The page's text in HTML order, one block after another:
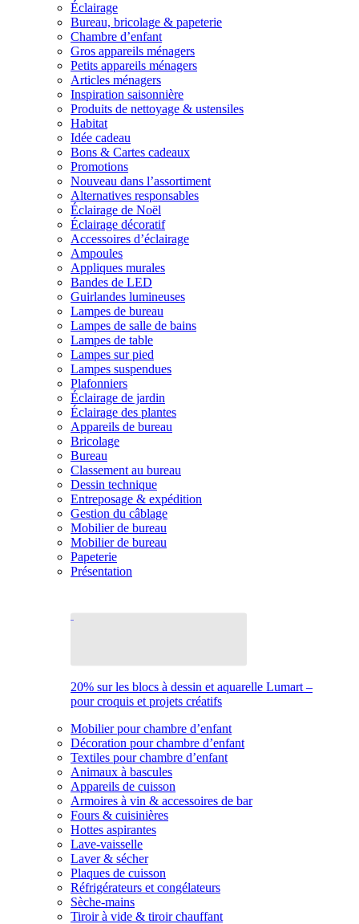
Éclairage
Bureau, bricolage & papeterie
Chambre d’enfant
Gros appareils ménagers
Petits appareils ménagers
Articles ménagers
Inspiration saisonnière
Produits de nettoyage & ustensiles
Habitat
Idée cadeau
Bons & Cartes cadeaux
Promotions
Nouveau dans l’assortiment
Alternatives responsables
Éclairage de Noël
Éclairage décoratif
Accessoires d’éclairage
Ampoules
Appliques murales
Bandes de LED
Guirlandes lumineuses
Lampes de bureau
Lampes de salle de bains
Lampes de table
Lampes sur pied
Lampes suspendues
Plafonniers
Éclairage de jardin
Éclairage des plantes
Appareils de bureau
Bricolage
Bureau
Classement au bureau
Dessin technique
Entreposage & expédition
Gestion du câblage
Mobilier de bureau
Mobilier de bureau
Papeterie
Présentation
20% sur les blocs à dessin et aquarelle Lumart –
pour croquis et projets créatifs
Mobilier pour chambre d’enfant
Décoration pour chambre d’enfant
Textiles pour chambre d’enfant
Animaux à bascules
Appareils de cuisson
Armoires à vin & accessoires de bar
Fours & cuisinières
Hottes aspirantes
Lave-vaisselle
Laver & sécher
Plaques de cuisson
Réfrigérateurs et congélateurs
Sèche-mains
Tiroir à vide & tiroir chauffant